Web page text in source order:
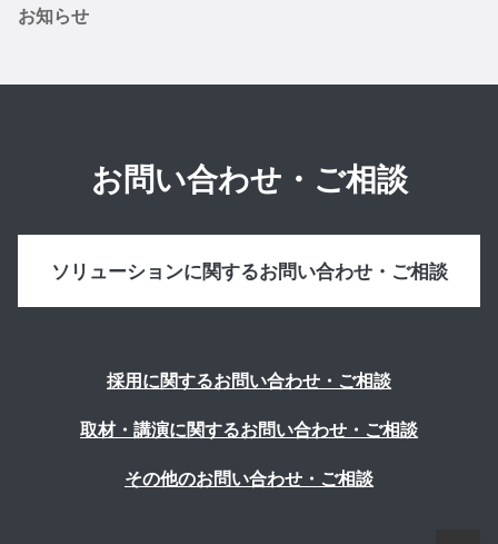
お知らせ
お問い合わせ・ご相談
ソリューションに関するお問い合わせ・ご相談
採用に関するお問い合わせ・ご相談
取材・講演に関するお問い合わせ・ご相談
その他のお問い合わせ・ご相談